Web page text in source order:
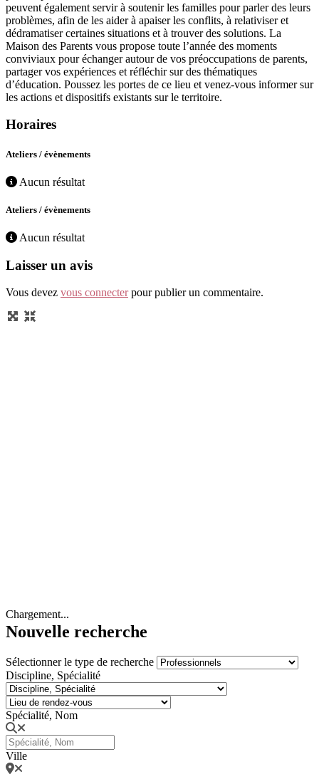
peuvent également servir à soutenir les familles pour parler des leurs
problèmes, afin de les aider à apaiser les conflits, à relativiser et
dédramatiser certaines situations et à trouver des solutions. La
Maison des Parents vous propose toute l’année des moments
conviviaux pour échanger autour de vos préoccupations de parents,
partager vos expériences et réfléchir sur des thématiques
d’éducation. Poussez les portes de ce lieu et venez-vous informer sur
les actions et dispositifs existants sur le territoire.
Horaires
Ateliers / évènements
Aucun résultat
Ateliers / évènements
Aucun résultat
Laisser un avis
Vous devez vous connecterpour publier un commentaire.
Chargement...
Nouvelle recherche
Sélectionner le type de recherche
Discipline, Spécialité
Spécialité, Nom
Ville